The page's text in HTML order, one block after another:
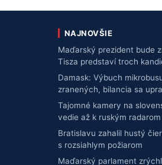
NAJNOVŠIE
Maďarský prezident bude
Tisza predstaví troch
Damask: Výbuch
zranených, bilancia sa
Tajomné kamery na
vedie až k ruským radarom
Bratislavu zahalil hustý
s rozsiahlym požiarom
Maďarský parlament